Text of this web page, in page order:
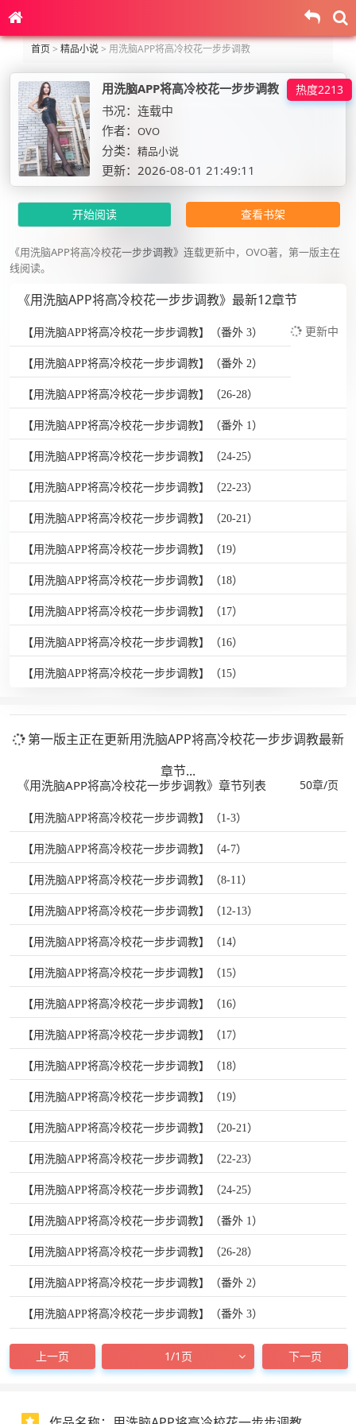
首页> 精品小说> 用洗脑APP将高冷校花一步步调教
用洗脑APP将高冷校花一步步调教
书况：连载中
作者： OVO
分类： 精品小说
更新：2026-08-01 21:49:11
热度2213
开始阅读 查看书架
《用洗脑APP将高冷校花一步步调教》连载更新中，OVO著，第一版主在
线阅读。
《用洗脑APP将高冷校花一步步调教》最新12章节
更新中
【用洗脑APP将高冷校花一步步调教】（番外 3）
【用洗脑APP将高冷校花一步步调教】（番外 2）
【用洗脑APP将高冷校花一步步调教】（26-28）
【用洗脑APP将高冷校花一步步调教】（番外 1）
【用洗脑APP将高冷校花一步步调教】（24-25）
【用洗脑APP将高冷校花一步步调教】（22-23）
【用洗脑APP将高冷校花一步步调教】（20-21）
【用洗脑APP将高冷校花一步步调教】（19）
【用洗脑APP将高冷校花一步步调教】（18）
【用洗脑APP将高冷校花一步步调教】（17）
【用洗脑APP将高冷校花一步步调教】（16）
【用洗脑APP将高冷校花一步步调教】（15）
第一版主正在更新用洗脑APP将高冷校花一步步调教最新
章节...
《用洗脑APP将高冷校花一步步调教》章节列表 50章/页
【用洗脑APP将高冷校花一步步调教】（1-3）
【用洗脑APP将高冷校花一步步调教】（4-7）
【用洗脑APP将高冷校花一步步调教】（8-11）
【用洗脑APP将高冷校花一步步调教】（12-13）
【用洗脑APP将高冷校花一步步调教】（14）
【用洗脑APP将高冷校花一步步调教】（15）
【用洗脑APP将高冷校花一步步调教】（16）
【用洗脑APP将高冷校花一步步调教】（17）
【用洗脑APP将高冷校花一步步调教】（18）
【用洗脑APP将高冷校花一步步调教】（19）
【用洗脑APP将高冷校花一步步调教】（20-21）
【用洗脑APP将高冷校花一步步调教】（22-23）
【用洗脑APP将高冷校花一步步调教】（24-25）
【用洗脑APP将高冷校花一步步调教】（番外 1）
【用洗脑APP将高冷校花一步步调教】（26-28）
【用洗脑APP将高冷校花一步步调教】（番外 2）
【用洗脑APP将高冷校花一步步调教】（番外 3）
上一页 1/1页 下一页